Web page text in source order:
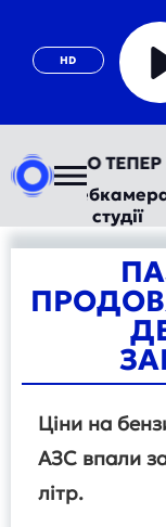
HD
Play
ТЕПЕР У
студії
Ціни на
АЗС впали
літр.